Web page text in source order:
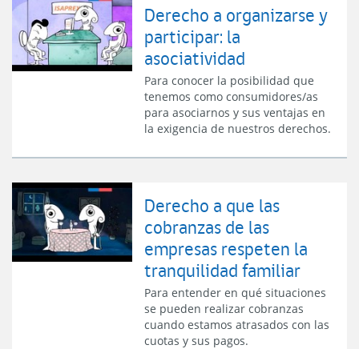
Derecho a organizarse y
participar: la
asociatividad
Para conocer la posibilidad que
tenemos como consumidores/as
para asociarnos y sus ventajas en
la exigencia de nuestros derechos.
Derecho a que las
cobranzas de las
empresas respeten la
tranquilidad familiar
Para entender en qué situaciones
se pueden realizar cobranzas
cuando estamos atrasados con las
cuotas y sus pagos.